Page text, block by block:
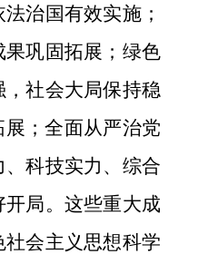
治国有效实施；
巩固拓展；绿色
社会大局保持稳
；全面从严治党
科技实力、综合
局。这些重大成
会主义思想科学